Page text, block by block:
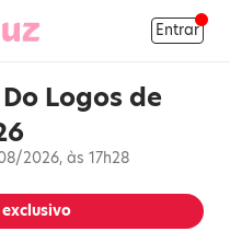
Entrar
Logos de
2026, às 17h28